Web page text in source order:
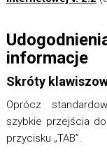
informacje
Skróty
Oprócz
szybkie przejścia
przycisku „TAB”.